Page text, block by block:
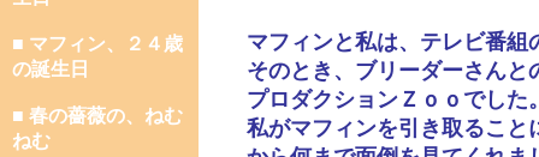
■ マフィン、２４歳
の誕生日
■ 春の薔薇の、ねむ
ねむ
マフィンと私は、テレビ番
そのとき、ブリーダーさん
プロダクションＺｏｏでした
私がマフィンを引き取ること